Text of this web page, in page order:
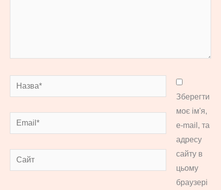
Назва*
Email*
Сайт
Зберегти
моє ім'я,
e-mail, та
адресу
сайту в
цьому
браузері